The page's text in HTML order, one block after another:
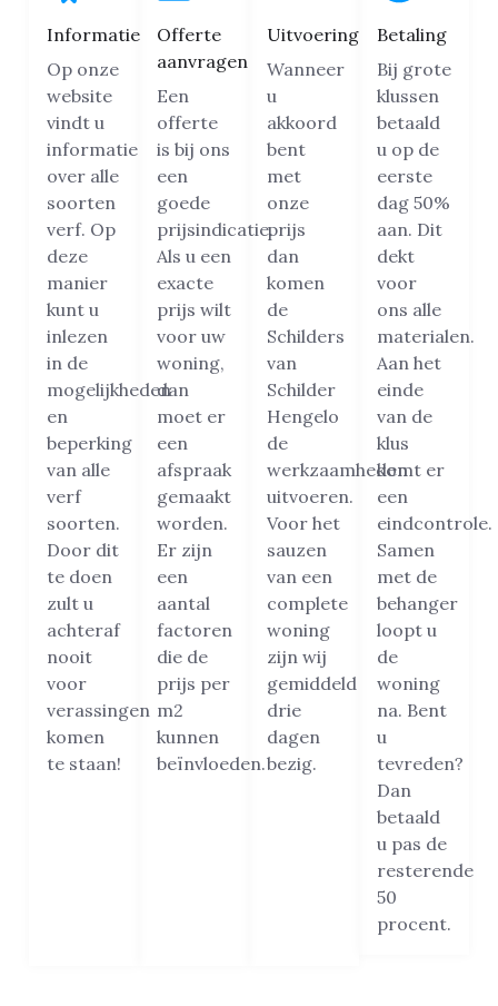
Informatie
Op onze
website
vindt u
informatie
over alle
soorten
verf. Op
deze
manier
kunt u
inlezen
in de
mogelijkheden
en
beperking
van alle
verf
soorten.
Door dit
te doen
zult u
achteraf
nooit
voor
verassingen
komen
te staan!
Offerte
aanvragen
Een
offerte
is bij ons
een
goede
prijsindicatie.
Als u een
exacte
prijs wilt
voor uw
woning,
dan
moet er
een
afspraak
gemaakt
worden.
Er zijn
een
aantal
factoren
die de
prijs per
m2
kunnen
beïnvloeden.
Uitvoering
Wanneer
u
akkoord
bent
met
onze
prijs
dan
komen
de
Schilders
van
Schilder
Hengelo
de
werkzaamheden
uitvoeren.
Voor het
sauzen
van een
complete
woning
zijn wij
gemiddeld
drie
dagen
bezig.
Betaling
Bij grote
klussen
betaald
u op de
eerste
dag 50%
aan. Dit
dekt
voor
ons alle
materialen.
Aan het
einde
van de
klus
komt er
een
eindcontrole.
Samen
met de
behanger
loopt u
de
woning
na. Bent
u
tevreden?
Dan
betaald
u pas de
resterende
50
procent.